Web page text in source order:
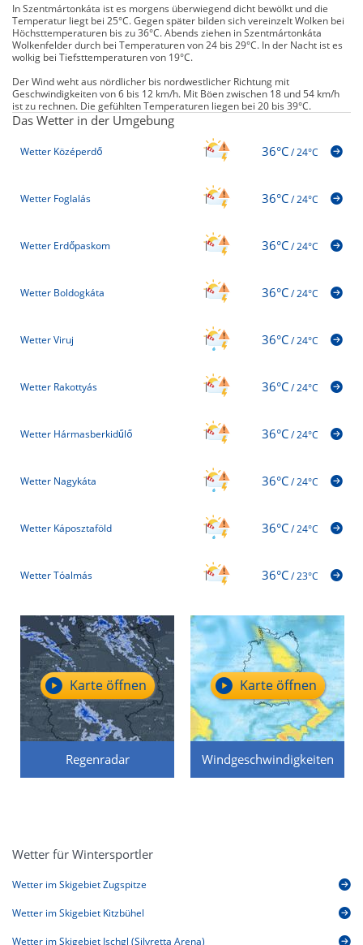
In Szentmártonkáta ist es morgens überwiegend dicht bewölkt und die
Temperatur liegt bei 25°C. Gegen später bilden sich vereinzelt Wolken bei
Höchsttemperaturen bis zu 36°C. Abends ziehen in Szentmártonkáta
Wolkenfelder durch bei Temperaturen von 24 bis 29°C. In der Nacht ist es
wolkig bei Tiefsttemperaturen von 19°C.
Der Wind weht aus nördlicher bis nordwestlicher Richtung mit
Geschwindigkeiten von 6 bis 12 km/h. Mit Böen zwischen 18 und 54 km/h
ist zu rechnen. Die gefühlten Temperaturen liegen bei 20 bis 39°C.
Das Wetter in der Umgebung
Wetter Középerdő 36°C/24°C
Wetter Foglalás 36°C/24°C
Wetter Erdőpaskom 36°C/24°C
Wetter Boldogkáta 36°C/24°C
Wetter Viruj 36°C/24°C
Wetter Rakottyás 36°C/24°C
Wetter Hármasberkidűlő 36°C/24°C
Wetter Nagykáta 36°C/24°C
Wetter Káposztaföld 36°C/24°C
Wetter Tóalmás 36°C/23°C
Regenradar
Karte öffnen
Windgeschwindigkeiten
Karte öffnen
Wetter für Wintersportler
Wetter im Skigebiet Zugspitze
Wetter im Skigebiet Kitzbühel
Wetter im Skigebiet Ischgl (Silvretta Arena)